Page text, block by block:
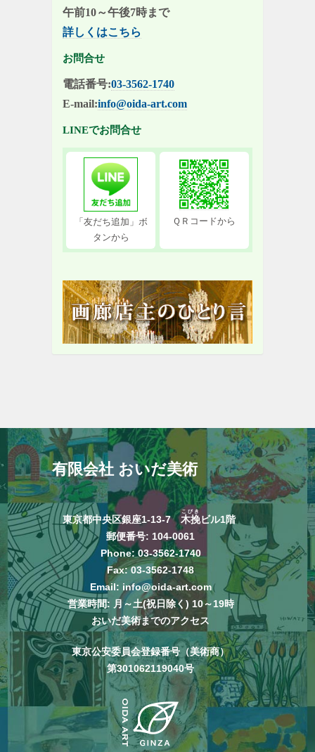
午前10～午後7時まで
詳しくはこちら
お問合せ
電話番号:03-3562-1740
E-mail:info@oida-art.com
LINEでお問合せ
「友だち追加」ボ
タンから
ＱＲコードから
有限会社 おいだ美術
東京都中央区銀座1-13-7木挽
こびき
ビル1階
郵便番号: 104-0061
Phone: 03-3562-1740
Fax: 03-3562-1748
Email: info@oida-art.com
営業時間: 月～土(祝日除く) 10～19時
おいだ美術までのアクセス
東京公安委員会登録番号（美術商）
第301062119040号